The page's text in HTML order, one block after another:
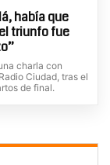
había que
triunfo fue
charla con
Ciudad, tras el
de final.